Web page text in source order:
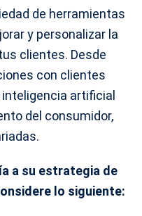
de herramientas
y personalizar la
clientes. Desde
con clientes
artificial
del consumidor,
a su estrategia de
lo siguiente: